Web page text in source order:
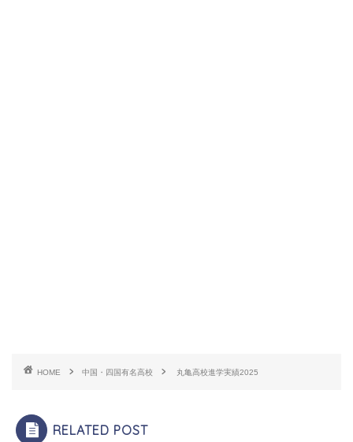
HOME 中国・四国有名高校 丸亀高校進学実績2025
RELATED POST